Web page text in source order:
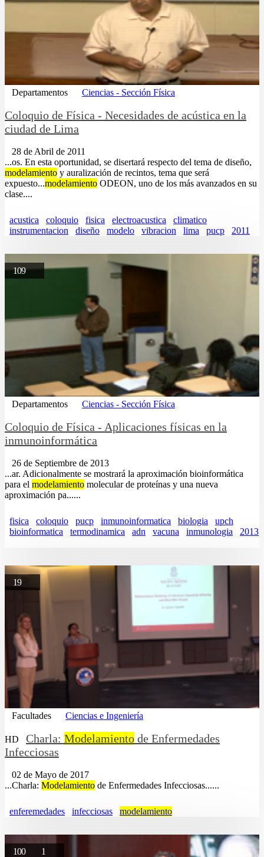
Departamentos Ciencias - Sección Física
Coloquio de Física - Necesidades de acústica en la
ciudad de Lima
28 de Abril de 2011
...os. En esta oportunidad, se disertará respecto del tema de diseño,
modelamiento y auralización de recintos, tema que será
expuesto...modelamiento ODEON, uno de los más avanzados en su
clase....
acustica coloquio fisica electroacustica
climatico
instrumentacion
diseño modelo vibracion lima pucp 2011
109
Departamentos Ciencias - Sección Física
Coloquio de Física - Aplicaciones físicas en la
inmunoinformática
26 de Septiembre de 2013
...ar. Adicionalmente se mostrará la aproximación bioinformática
para el modelamiento molecular de proteínas y una nueva
aproximación pa......
fisica coloquio pucp inmunoinformatica biologia
upch
bioinformatica
termodinamica adn vacuna inmunologia 2013
19
Facultades Ciencias e Ingeniería
HD Charla: Modelamiento de Enfermedades
Infecciosas
02 de Mayo de 2017
...Charla: Modelamiento de Enfermedades Infecciosas......
enferemedades infecciosas modelamiento
100 1